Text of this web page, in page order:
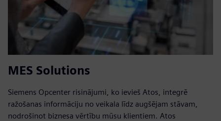
MES Solutions
Siemens Opcenter risinājumi, ko ievieš Atos, integrē
ražošanas informāciju no veikala līdz augšējam stāvam,
nodrošinot biznesa vērtību mūsu klientiem. Atos